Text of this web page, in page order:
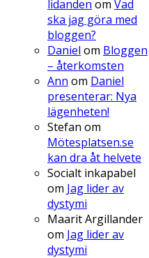
lidanden om Vad
ska jag göra med
bloggen?
Daniel om Bloggen
– återkomsten
Ann om Daniel
presenterar: Nya
lägenheten!
Stefan om
Mötesplatsen.se
kan dra åt helvete
Socialt inkapabel
om Jag lider av
dystymi
Maarit Argillander
om Jag lider av
dystymi